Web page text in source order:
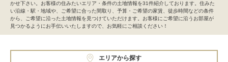
かせ下さい。お客様の住みたいエリア・条件の土地情報を31件紹介しております。住みた
い沿線・駅・地域や、ご希望に合った間取り、予算・ご希望の家賃、徒歩時間などの条件
から、ご希望に沿った土地情報を見つけていただけます。お客様にご希望に沿うお部屋が
見つかるようにお手伝いいたしますので、お気軽にご相談ください！
エリアから探す